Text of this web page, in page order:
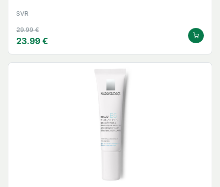
SVR
29.99 €
23.99 €